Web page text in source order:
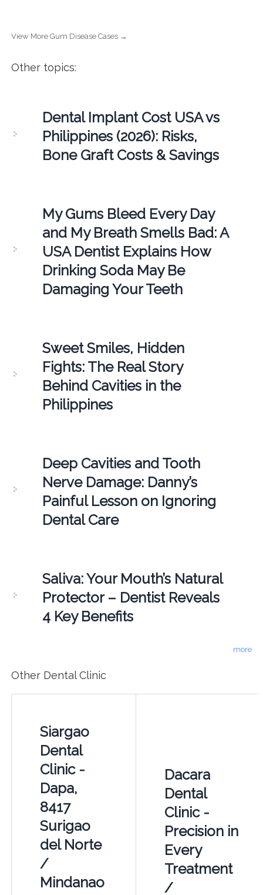
View More Gum Disease Cases →
Other topics:
Dental Implant Cost USA vs
Philippines (2026): Risks,
Bone Graft Costs & Savings
My Gums Bleed Every Day
and My Breath Smells Bad: A
USA Dentist Explains How
Drinking Soda May Be
Damaging Your Teeth
Sweet Smiles, Hidden
Fights: The Real Story
Behind Cavities in the
Philippines
Deep Cavities and Tooth
Nerve Damage: Danny’s
Painful Lesson on Ignoring
Dental Care
Saliva: Your Mouth’s Natural
Protector – Dentist Reveals
4 Key Benefits
more
Other Dental Clinic
Siargao
Dental
Clinic -
Dapa,
8417
Surigao
del Norte
/
Mindanao
Dacara
Dental
Clinic -
Precision in
Every
Treatment
/